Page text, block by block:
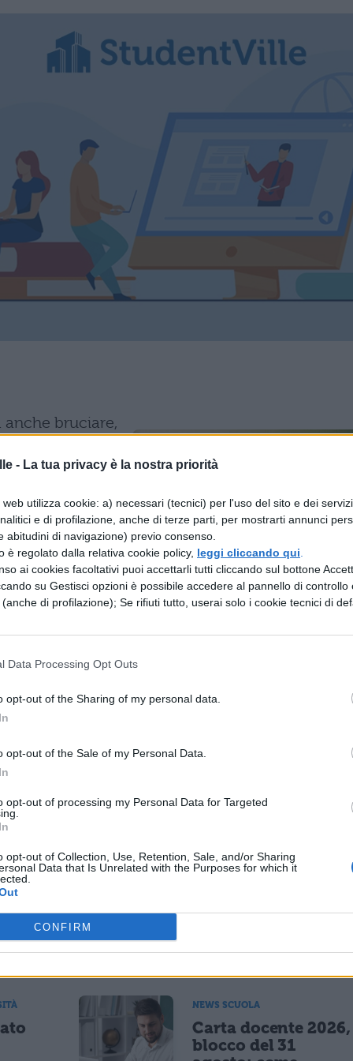
- La tua privacy è la nostra priorità
utilizza cookie: a) necessari (tecnici) per l'uso del sito e dei
e di profilazione, anche di terze parti, per mostrarti annunci
abitudini di navigazione) previo consenso.
è regolato dalla relativa cookie policy, leggi cliccando qui
ai cookies facoltativi puoi accettarli tutti cliccando sul bottone
su Gestisci opzioni è possibile accedere al pannello di controllo
di profilazione); Se rifiuti tutto, userai solo i cookie tecnici di
Data Processing Opt Outs
opt-out of the Sharing of my personal data.
opt-out of the Sale of my Personal Data.
opt-out of processing my Personal Data for Targeted
opt-out of Collection, Use, Retention, Sale, and/or Sharing
Data that Is Unrelated with the Purposes for which it
CONFIRM
anche bruciare,
di dire che
scuola,
spensierata con i
genitori? In
‘grosso
Amministrazione
ha annunciato
sarà avviata la
ai cittadini per comunicare gli adempimenti
della tua assenza a scuola.
dispiace per gli studenti”.
sud
per
NEWS SCUOLA E UNIVERSITÀ
vincitori
assunzioni e ricerca
NEWS SCUOLA
Carta docente 2026,
blocco del 31